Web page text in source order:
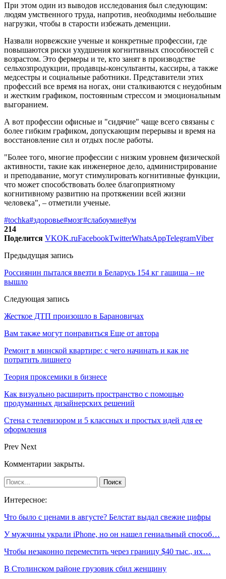
При этом один из выводов исследования был следующим:
людям умственного труда, напротив, необходимы небольшие
нагрузки, чтобы в старости избежать деменции.
Назвали норвежские ученые и конкретные профессии, где
повышаются риски ухудшения когнитивных способностей с
возрастом. Это фермеры и те, кто занят в производстве
сельхозпродукции, продавцы-консультанты, кассиры, а также
медсестры и социальные работники. Представители этих
профессий все время на ногах, они сталкиваются с неудобным
и жестким графиком, постоянным стрессом и эмоциональным
выгоранием.
А вот профессии офисные и "сидячие" чаще всего связаны с
более гибким графиком, допускающим перерывы и время на
восстановление сил и отдых после работы.
"Более того, многие профессии с низким уровнем физической
активности, такие как инженерное дело, администрирование
и преподавание, могут стимулировать когнитивные функции,
что может способствовать более благоприятному
когнитивному развитию на протяжении всей жизни
человека", – отметили ученые.
#tochka#здоровье#мозг#слабоумие#ум
214
Поделится VKOK.ruFacebookTwitterWhatsAppTelegramViber
Предыдущая запись
Россиянин пытался ввезти в Беларусь 154 кг гашиша – не
вышло
Следующая запись
Жесткое ДТП произошло в Барановичах
Вам также могут понравиться Еще от автора
Ремонт в минской квартире: с чего начинать и как не
потратить лишнего
Теория проксемики в бизнесе
Как визуально расширить пространство с помощью
продуманных дизайнерских решений
Стена с телевизором и 5 классных и простых идей для ее
оформления
Prev Next
Комментарии закрыты.
Интересное:
Что было с ценами в августе? Белстат выдал свежие цифры
У мужчины украли iPhone, но он нашел гениальный способ…
Чтобы незаконно переместить через границу $40 тыс., их…
В Столинском районе грузовик сбил женщину